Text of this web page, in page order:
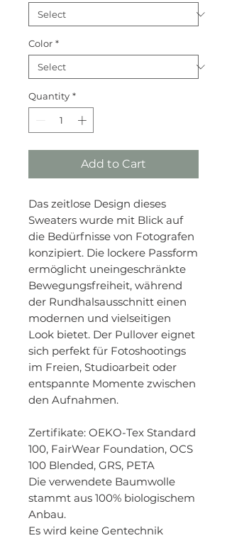
Color *
Quantity *
Add to Cart
Das zeitlose Design dieses
Sweaters wurde mit Blick auf
die Bedürfnisse von Fotografen
konzipiert. Die lockere Passform
ermöglicht uneingeschränkte
Bewegungsfreiheit, während
der Rundhalsausschnitt einen
modernen und vielseitigen
Look bietet. Der Pullover eignet
sich perfekt für Fotoshootings
im Freien, Studioarbeit oder
entspannte Momente zwischen
den Aufnahmen.
Zertifikate: OEKO-Tex Standard
100, FairWear Foundation, OCS
100 Blended, GRS, PETA
Die verwendete Baumwolle
stammt aus 100% biologischem
Anbau.
Es wird keine Gentechnik